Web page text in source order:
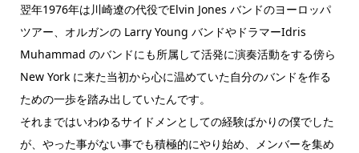
翌年1976年は川崎遼の代役でElvin Jones バンドのヨーロッパ
ツアー、オルガンの Larry Young バンドやドラマーIdris
Muhammad のバンドにも所属して活発に演奏活動をする傍ら
New York に来た当初から心に温めていた自分のバンドを作る
ための一歩を踏み出していたんです。
それまではいわゆるサイドメンとしての経験ばかりの僕でした
が、やった事がない事でも積極的にやり始め、メンバーを集め